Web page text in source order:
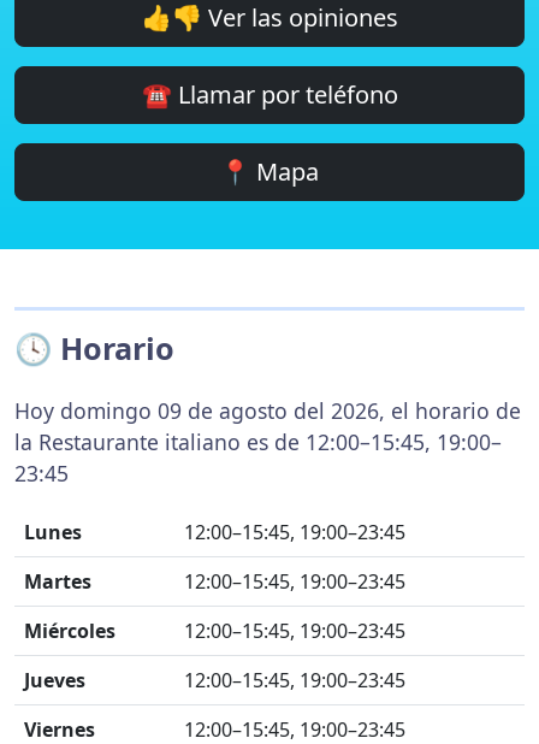
👍👎 Ver las opiniones
☎️ Llamar por teléfono
📍 Mapa
🕓 Horario
Hoy domingo 09 de agosto del 2026, el horario de
la Restaurante italiano es de 12:00–15:45, 19:00–
23:45
Lunes
12:00–15:45, 19:00–23:45
Martes
12:00–15:45, 19:00–23:45
Miércoles
12:00–15:45, 19:00–23:45
Jueves
12:00–15:45, 19:00–23:45
Viernes
12:00–15:45, 19:00–23:45